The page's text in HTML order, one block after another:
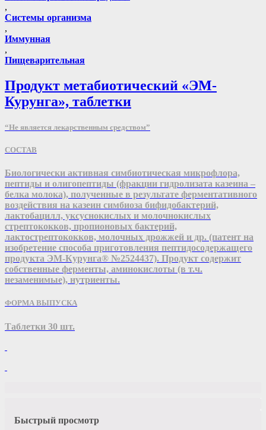
,
Системы организма
,
Иммунная
,
Пищеварительная
Продукт метабиотический «ЭМ-
Курунга», таблетки
“Не является лекарственным средством”
СОСТАВ
Биологически активная симбиотическая микрофлора,
пептиды и олигопептиды (фракции гидролизата казеина –
белка молока), полученные в результате ферментативного
воздействия на казеин симбиоза бифидобактерий,
лактобацилл, уксуснокислых и молочнокислых
стрептококков, пропионовых бактерий,
лактострептококков, молочных дрожжей и др. (патент на
изобретение способа приготовления пептидосодержащего
продукта ЭМ-Курунга® №2524437). Продукт содержит
собственные ферменты, аминокислоты (в т.ч.
незаменимые), нутриенты.
ФОРМА ВЫПУСКА
Таблетки 30 шт.
Быстрый просмотр